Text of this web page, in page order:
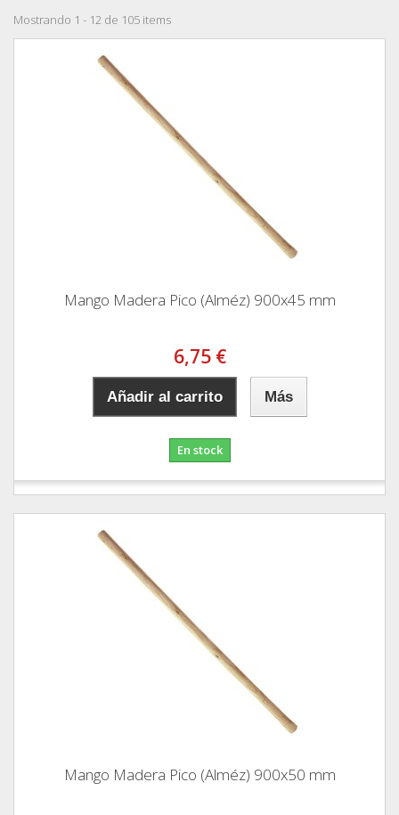
Mostrando 1 - 12 de 105 items
Mango Madera Pico (Alméz) 900x45 mm
6,75 €
Añadir al carrito Más
En stock
Mango Madera Pico (Alméz) 900x50 mm